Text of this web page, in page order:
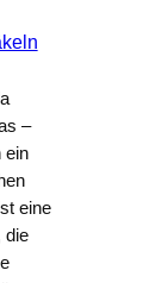
–
ein
eine
die